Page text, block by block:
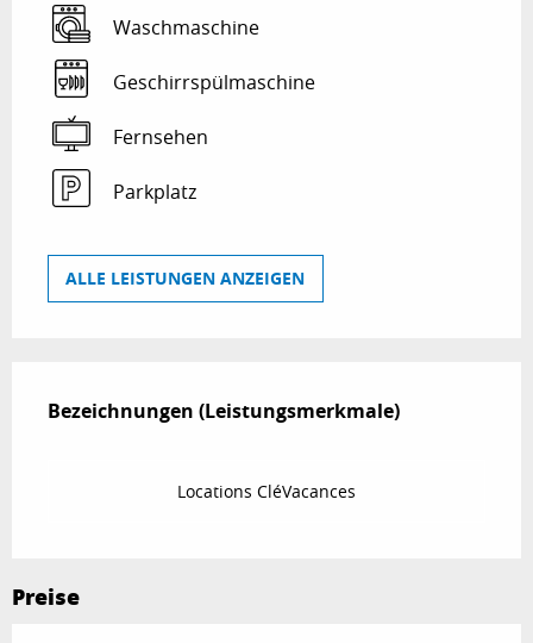
Waschmaschine
Geschirrspülmaschine
Fernsehen
Parkplatz
ALLE LEISTUNGEN ANZEIGEN
Bezeichnungen (Leistungsmerkmale)
Bezeichnungen (Leistungsmerkmale)
Locations CléVacances
Preise